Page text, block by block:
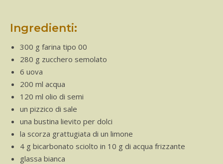
Ingredienti:
300 g farina tipo 00
280 g zucchero semolato
6 uova
200 ml acqua
120 ml olio di semi
un pizzico di sale
una bustina lievito per dolci
la scorza grattugiata di un limone
4 g bicarbonato sciolto in 10 g di acqua frizzante
glassa bianca